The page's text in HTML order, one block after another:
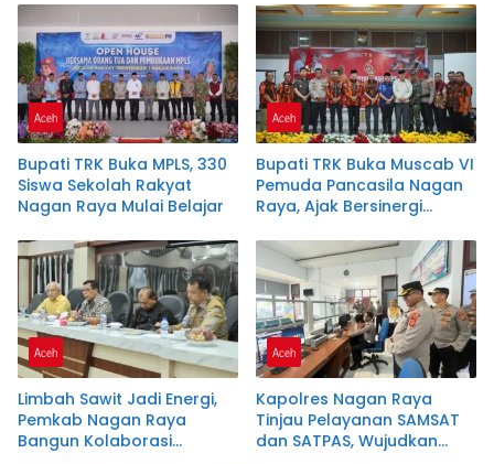
merekomendasikan
Samsuar ( WAN Malaya )
PJ Ketua Partai Aceh
kabupaten Nagan Raya .
Aceh
Bupati TRK Buka MPLS, 330
Siswa Sekolah Rakyat
Nagan Raya Mulai Belajar
Aceh
Bupati TRK Buka Muscab VI
Pemuda Pancasila Nagan
Raya, Ajak Bersinergi
Pembangunan Daerah
Aceh
Limbah Sawit Jadi Energi,
Pemkab Nagan Raya
Bangun Kolaborasi
Aceh
Kapolres Nagan Raya
Tinjau Pelayanan SAMSAT
dan SATPAS, Wujudkan